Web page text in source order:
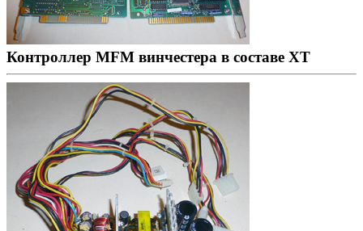
Контроллер MFM винчестера в составе XT